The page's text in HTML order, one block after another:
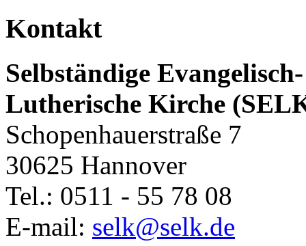
Kontakt
Selbständige Evangelisch-
Lutherische Kirche
Schopenhauerstraße 7
30625 Hannover
Tel.: 0511 - 55 78 08
E-mail: selk@selk.de